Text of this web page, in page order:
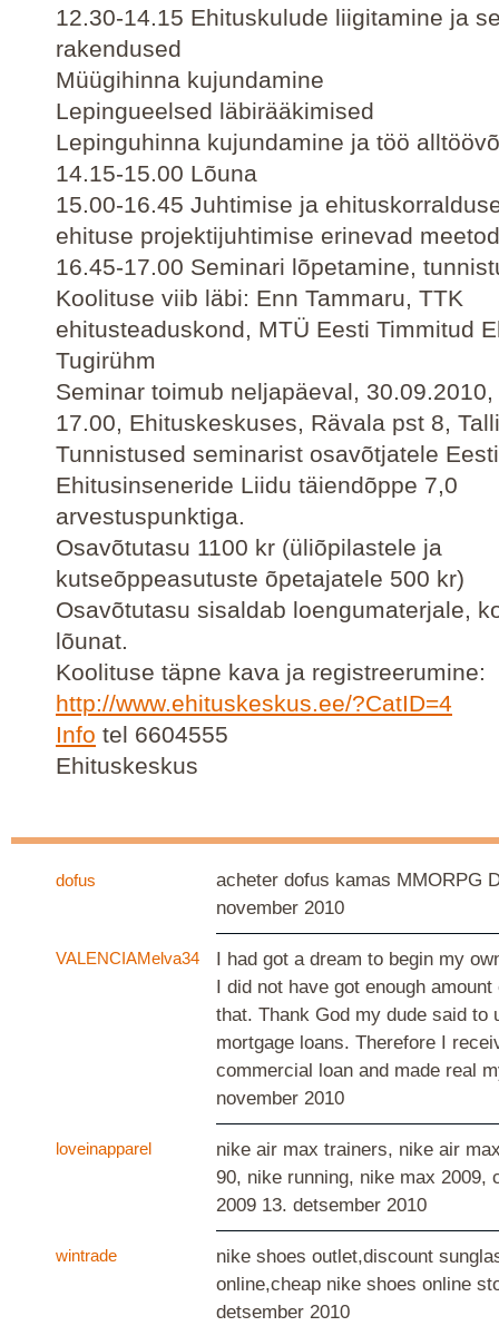
12.30-14.15 Ehituskulude liigitamine ja
rakendused
Müügihinna kujundamine
Lepingueelsed läbirääkimised
Lepinguhinna kujundamine ja töö
14.15-15.00 Lõuna
15.00-16.45 Juhtimise ja
ehituse projektijuhtimise erinevad
16.45-17.00 Seminari lõpetamine,
Koolituse viib läbi: Enn Tammaru, TTK
ehitusteaduskond, MTÜ Eesti Timmitud
Tugirühm
Seminar toimub neljapäeval,
17.00, Ehituskeskuses, Rävala pst 8,
Tunnistused seminarist osavõtjatele Eesti
Ehitusinseneride Liidu täiendõppe 7,0
arvestuspunktiga.
Osavõtutasu 1100 kr (üliõpilastele ja
kutseõppeasutuste õpetajatele 500 kr)
Osavõtutasu sisaldab loengumaterjale,
lõunat.
Koolituse täpne kava ja registreerumine:
http://www.ehituskeskus.ee/?CatID=4
Info tel 6604555
Ehituskeskus
dofus
acheter dofus kamas MMORPG
november 2010
VALENCIAMelva34
I had got a dream to begin my
I did not have got enough
that. Thank God my dude said to
mortgage loans. Therefore I
commercial loan and made real
november 2010
loveinapparel
nike air max trainers, nike air
90, nike running, nike max 2009,
2009 13. detsember 2010
wintrade
nike shoes outlet,discount
online,cheap nike shoes online
detsember 2010